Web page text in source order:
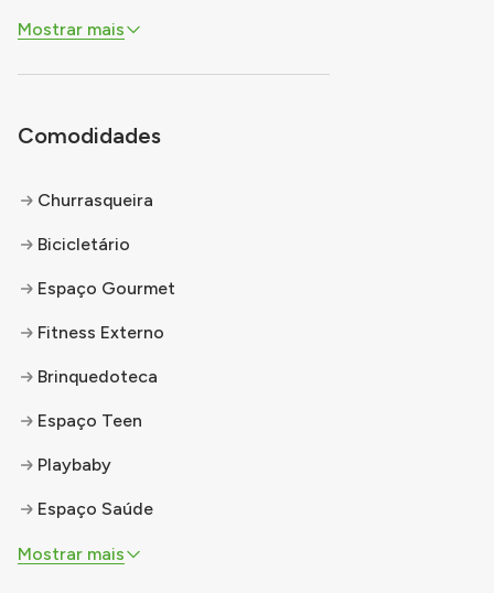
terminal Cidade Tiradentes e a
supermercados, escola, o
Mostrar mais
Comodidades
Churrasqueira
Bicicletário
Espaço Gourmet
Fitness Externo
Brinquedoteca
Espaço Teen
Playbaby
Espaço Saúde
Mostrar mais